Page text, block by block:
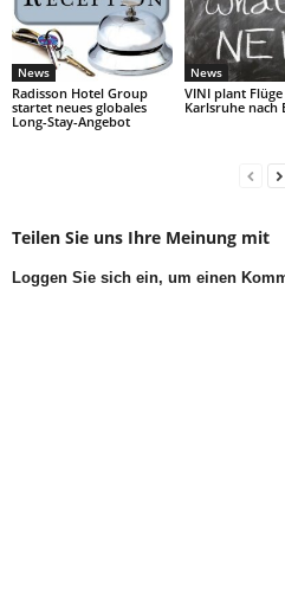
News
Radisson Hotel Group
startet neues globales
Long-Stay-Angebot
News
VINI plant
Karlsruhe nach
Teilen Sie uns Ihre Meinung mit
Loggen Sie sich ein, um einen